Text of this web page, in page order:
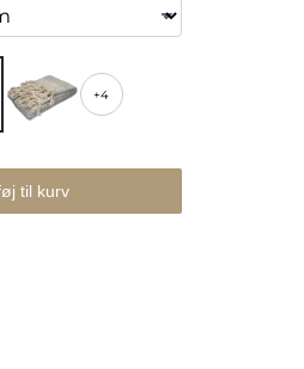
+4
til kurv